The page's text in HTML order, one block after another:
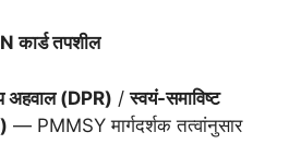
कार्ड तपशील
अहवाल (DPR) /स्वयं-समाविष्ट
— PMMSY मार्गदर्शक तत्वांनुसार